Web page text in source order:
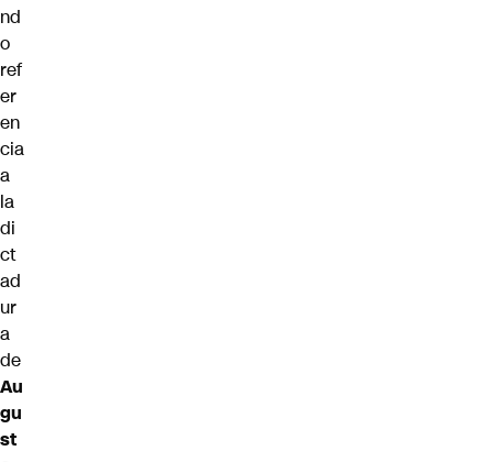
nd
o
ref
er
en
cia
a
la
di
ct
ad
ur
a
de
Au
gu
st